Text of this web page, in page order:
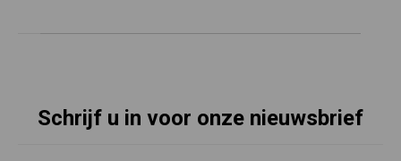
Schrijf u in voor onze nieuwsbrief